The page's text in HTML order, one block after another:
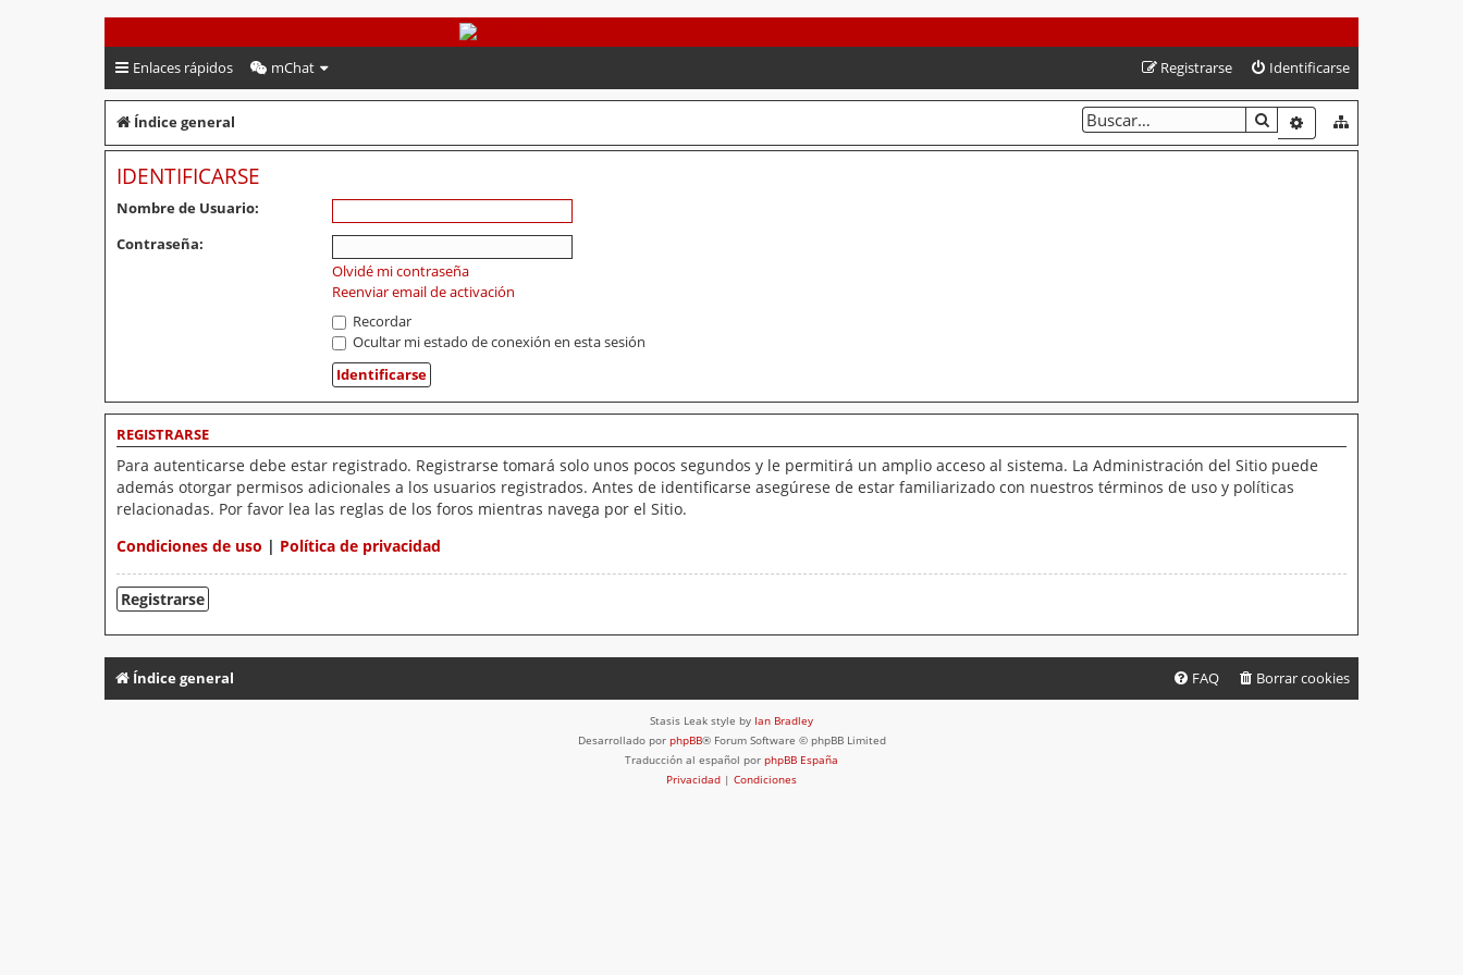
PeruVoley.com
Enlaces rápidos mChat Identificarse
Registrarse
Índice general BUSCARBÚSQUEDA
IDENTIFICARSE
Nombre de Usuario:
Contraseña:
Olvidé mi contraseña
Reenviar email de activación
Recordar
Ocultar mi estado de conexión en esta sesión
REGISTRARSE
Para autenticarse debe estar registrado. Registrarse tomará solo unos pocos segundos y le permitirá un amplio acceso al sistema. La Administración del Sitio puede
además otorgar permisos adicionales a los usuarios registrados. Antes de identificarse asegúrese de estar familiarizado con nuestros términos de uso y políticas
relacionadas. Por favor lea las reglas de los foros mientras navega por el Sitio.
Condiciones de uso | Política de privacidad
Registrarse
Índice general Borrar cookies
FAQ
Stasis Leak style by Ian Bradley
Desarrollado por phpBB® Forum Software © phpBB Limited
Traducción al español por phpBB España
Privacidad | Condiciones